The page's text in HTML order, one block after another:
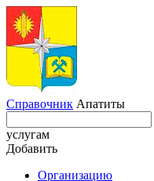
Справочник Апатиты
услугам
Добавить
Организацию